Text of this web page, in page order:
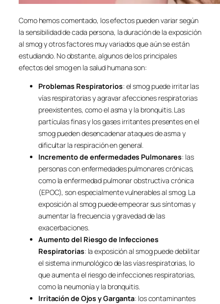
Como hemos comentado, los efectos pueden variar según
la sensibilidad de cada persona, la duración de la exposición
al smog y otros factores muy variados que aún se están
estudiando. No obstante, algunos de los principales
efectos del smog en la salud humana son:
Problemas Respiratorios: el smog puede irritar las
vías respiratorias y agravar afecciones respiratorias
preexistentes, como el asma y la bronquitis. Las
partículas finas y los gases irritantes presentes en el
smog pueden desencadenar ataques de asma y
dificultar la respiración en general.
Incremento de enfermedades Pulmonares: las
personas con enfermedades pulmonares crónicas,
como la enfermedad pulmonar obstructiva crónica
(EPOC), son especialmente vulnerables al smog. La
exposición al smog puede empeorar sus síntomas y
aumentar la frecuencia y gravedad de las
exacerbaciones.
Aumento del Riesgo de Infecciones
Respiratorias: la exposición al smog puede debilitar
el sistema inmunológico de las vías respiratorias, lo
que aumenta el riesgo de infecciones respiratorias,
como la neumonía y la bronquitis.
Irritación de Ojos y Garganta: los contaminantes